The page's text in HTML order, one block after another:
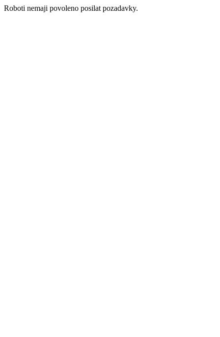
Roboti nemaji povoleno posilat pozadavky.